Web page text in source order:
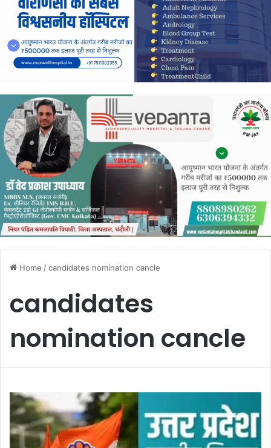
Home /candidates nomination cancle
candidates
nomination cancle